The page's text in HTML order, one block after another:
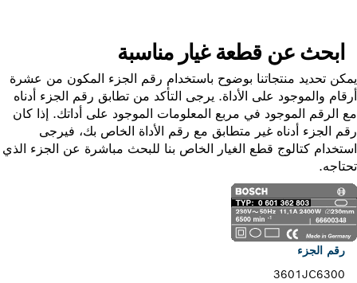
ابحث عن قطعة غيار مناسبة
تحديد منتجاتنا بوضوح باستخدام رقم الجزء المكون من عشرة
والموجود على الأداة. يرجى التأكد من تطابق رقم الجزء أدناه
الرقم الموجود في مربع المعلومات الموجود على أداتك. إذا كان
الجزء أدناه غير متطابق مع رقم الأداة الخاص بك، فيرجى
كتالوج قطع الغيار الخاص بنا للبحث مباشرة عن الجزء الذي
رقم الجزء
3601JC6300